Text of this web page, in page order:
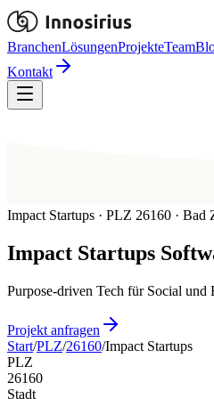
BranchenLösungenProjekteTeam
Kontakt
Impact Startups · PLZ 26160 · Bad
Impact Startups
Purpose-driven Tech für Social und
Projekt anfragen
Start/PLZ/26160/Impact Startups
PLZ
26160
Stadt